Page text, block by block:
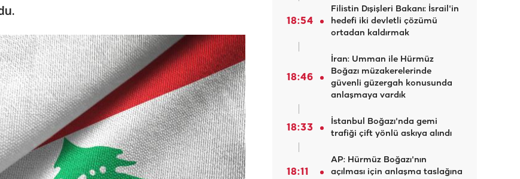
18:54
Filistin Dışişleri Bakanı: İsrail'in
hedefi iki devletli çözümü
ortadan kaldırmak
18:46
İran: Umman ile Hürmüz
Boğazı müzakerelerinde
güvenli güzergah konusunda
anlaşmaya vardık
18:33
İstanbul Boğazı'nda gemi
trafiği çift yönlü askıya alındı
18:11
AP: Hürmüz Boğazı'nın
açılması için anlaşma taslağına